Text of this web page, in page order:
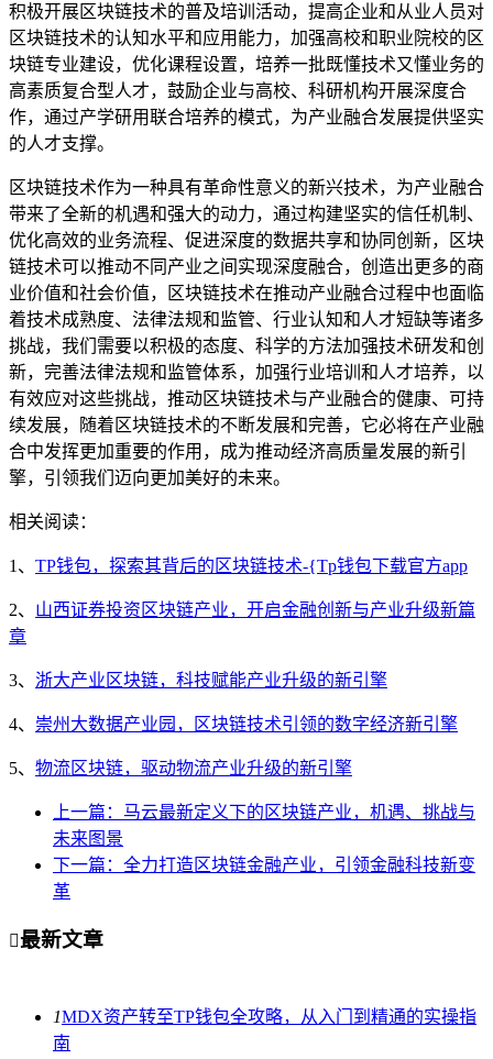
积极开展区块链技术的普及培训活动，提高企业和从业人员对
区块链技术的认知水平和应用能力，加强高校和职业院校的区
块链专业建设，优化课程设置，培养一批既懂技术又懂业务的
高素质复合型人才，鼓励企业与高校、科研机构开展深度合
作，通过产学研用联合培养的模式，为产业融合发展提供坚实
的人才支撑。
区块链技术作为一种具有革命性意义的新兴技术，为产业融合
带来了全新的机遇和强大的动力，通过构建坚实的信任机制、
优化高效的业务流程、促进深度的数据共享和协同创新，区块
链技术可以推动不同产业之间实现深度融合，创造出更多的商
业价值和社会价值，区块链技术在推动产业融合过程中也面临
着技术成熟度、法律法规和监管、行业认知和人才短缺等诸多
挑战，我们需要以积极的态度、科学的方法加强技术研发和创
新，完善法律法规和监管体系，加强行业培训和人才培养，以
有效应对这些挑战，推动区块链技术与产业融合的健康、可持
续发展，随着区块链技术的不断发展和完善，它必将在产业融
合中发挥更加重要的作用，成为推动经济高质量发展的新引
擎，引领我们迈向更加美好的未来。
相关阅读：
1、 TP钱包，探索其背后的区块链技术-{Tp钱包下载官方app
2、 山西证券投资区块链产业，开启金融创新与产业升级新篇
章
3、 浙大产业区块链，科技赋能产业升级的新引擎
4、 崇州大数据产业园，区块链技术引领的数字经济新引擎
5、 物流区块链，驱动物流产业升级的新引擎
上一篇：马云最新定义下的区块链产业，机遇、挑战与
未来图景
下一篇：全力打造区块链金融产业，引领金融科技新变
革
最新文章
1MDX资产转至TP钱包全攻略，从入门到精通的实操指
南